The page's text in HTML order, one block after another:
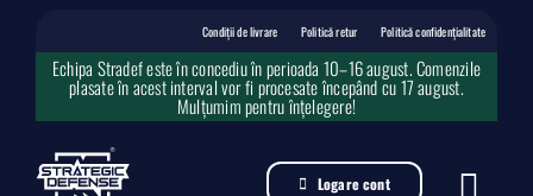
content
Condiții de livrare Politică retur Politică confidențialitate
Echipa Stradef este în concediu în perioada 10–16 august. Comenzile
plasate în acest interval vor fi procesate începând cu 17 august.
Mulțumim pentru înțelegere!
Logare cont